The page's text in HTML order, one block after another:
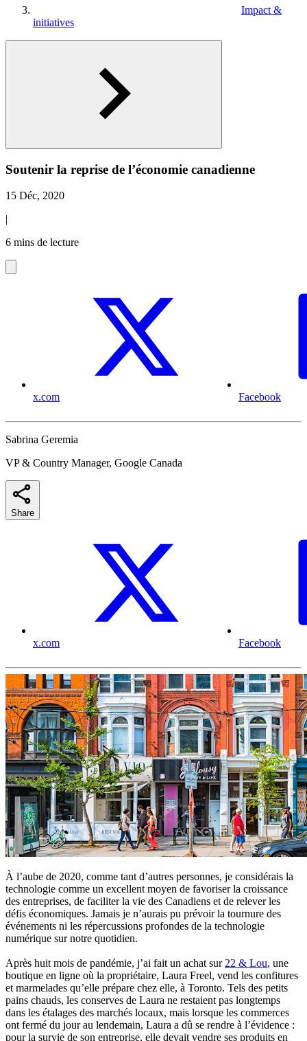
Impact &
initiatives
Soutenir la reprise de l’économie canadienne
15 Déc, 2020
|
6 mins de lecture
x.com Facebook
Sabrina Geremia
VP & Country Manager, Google Canada
Share
x.com Facebook
À l’aube de 2020, comme tant d’autres personnes, je considérais la
technologie comme un excellent moyen de favoriser la croissance
des entreprises, de faciliter la vie des Canadiens et de relever les
défis économiques. Jamais je n’aurais pu prévoir la tournure des
événements ni les répercussions profondes de la technologie
numérique sur notre quotidien.
Après huit mois de pandémie, j’ai fait un achat sur22 & Lou, une
boutique en ligne où la propriétaire, Laura Freel, vend les confitures
et marmelades qu’elle prépare chez elle, à Toronto. Tels des petits
pains chauds, les conserves de Laura ne restaient pas longtemps
dans les étalages des marchés locaux, mais lorsque les commerces
ont fermé du jour au lendemain, Laura a dû se rendre à l’évidence :
pour la survie de son entreprise, elle devait vendre ses produits en